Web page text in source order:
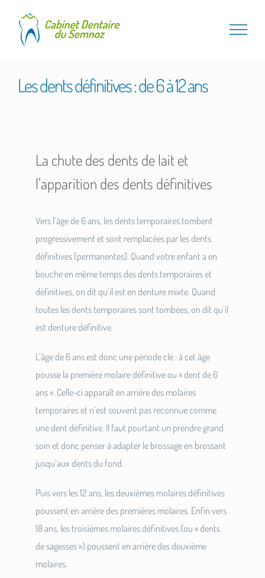
contenu
Les dents définitives : de 6 à 12 ans
La chute des dents de lait et
l’apparition des dents définitives
Vers l’âge de 6 ans, les dents temporaires tombent
progressivement et sont remplacées par les dents
définitives (permanentes). Quand votre enfant a en
bouche en même temps des dents temporaires et
définitives, on dit qu’il est en denture mixte. Quand
toutes les dents temporaires sont tombées, on dit qu’il
est denture définitive.
L’âge de 6 ans est donc une période clé : à cet âge
pousse la première molaire définitive ou « dent de 6
ans ». Celle-ci apparaît en arrière des molaires
temporaires et n’est souvent pas reconnue comme
une dent définitive. Il faut pourtant un prendre grand
soin et donc penser à adapter le brossage en brossant
jusqu’aux dents du fond.
Puis vers les 12 ans, les deuxièmes molaires définitives
poussent en arrière des premières molaires. Enfin vers
18 ans, les troisièmes molaires définitives (ou « dents
de sagesses ») poussent en arrière des deuxième
molaires.